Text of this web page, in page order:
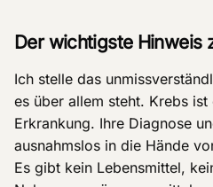
Der wichtigste Hinweis
Ich stelle das
es über allem steht. Krebs
Erkrankung. Ihre Diagnose
ausnahmslos in die Hände
Es gibt kein Lebensmittel,